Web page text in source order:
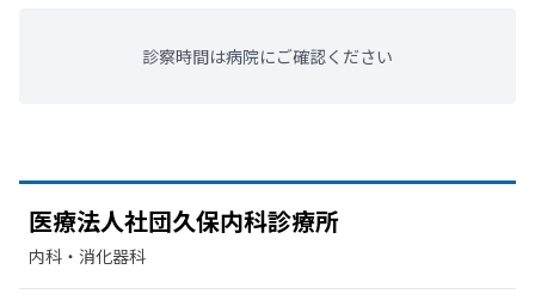
診察時間は病院にご確認ください
医療法人社団久保内科診療所
内科・​消化器科